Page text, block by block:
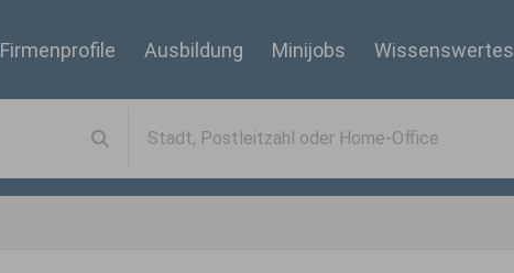
Firmenprofile Ausbildung Minijobs Wissenswertes